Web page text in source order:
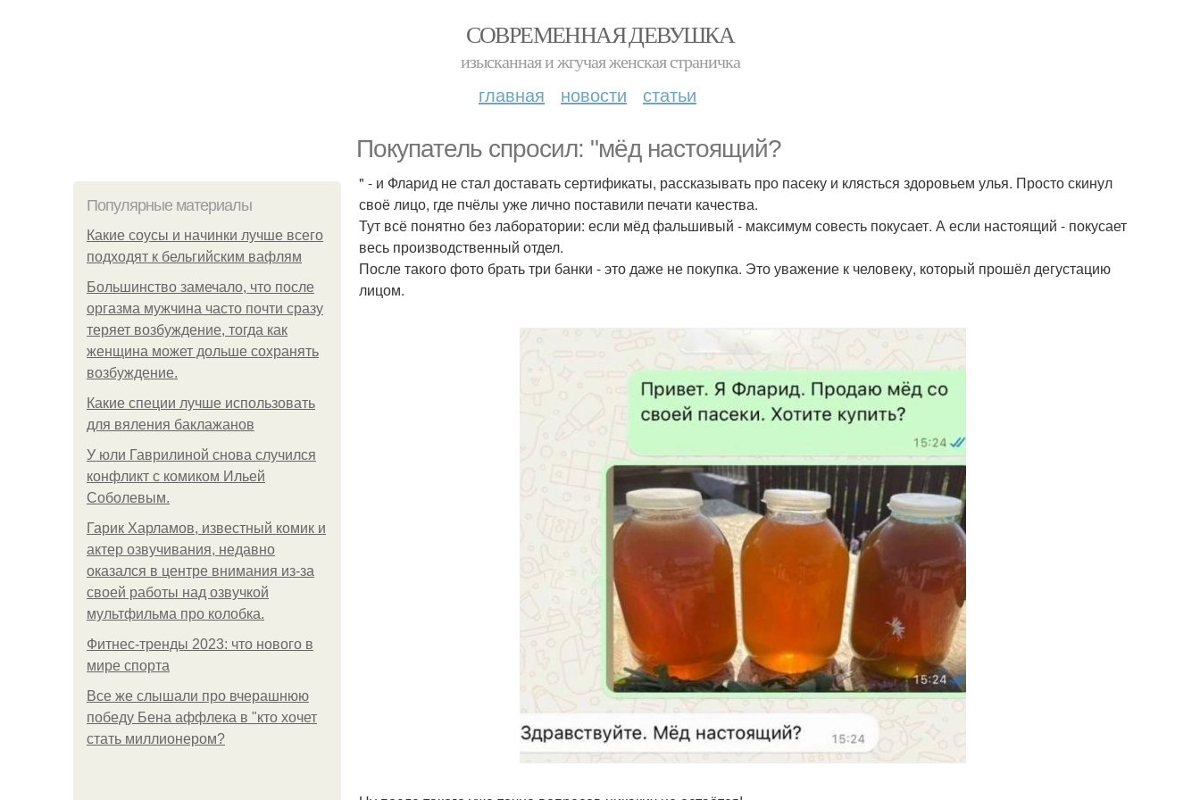
СОВРЕМЕННАЯ ДЕВУШКА
изысканная и жгучая женская страничка
главная новости статьи
Покупатель спросил: "мёд настоящий?
Популярные материалы
Какие соусы и начинки лучше всего
подходят к бельгийским вафлям
Большинство замечало, что после
оргазма мужчина часто почти сразу
теряет возбуждение, тогда как
женщина может дольше сохранять
возбуждение.
Какие специи лучше использовать
для вяления баклажанов
У юли Гаврилиной снова случился
конфликт с комиком Ильей
Соболевым.
Гарик Харламов, известный комик и
актер озвучивания, недавно
оказался в центре внимания из-за
своей работы над озвучкой
мультфильма про колобка.
Фитнес-тренды 2023: что нового в
мире спорта
Все же слышали про вчерашнюю
победу Бена аффлека в "кто хочет
стать миллионером?
" - и Фларид не стал доставать сертификаты, рассказывать про пасеку и клясться здоровьем улья. Просто скинул
своё лицо, где пчёлы уже лично поставили печати качества.
Тут всё понятно без лаборатории: если мёд фальшивый - максимум совесть покусает. А если настоящий - покусает
весь производственный отдел.
После такого фото брать три банки - это даже не покупка. Это уважение к человеку, который прошёл дегустацию
лицом.